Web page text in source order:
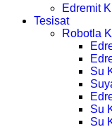
Edremit
Tesisat
Robotla
Su
Su
Su